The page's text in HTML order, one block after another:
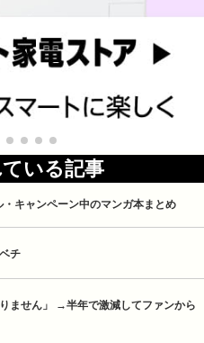
いる記事
キャンペーン中のマンガ本まとめ
チ
ません」 →半年で激減してファンから